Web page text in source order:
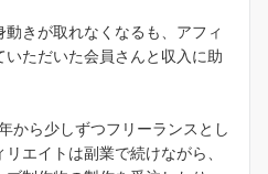
きが取れなくなるも、アフィ
いただいた会員さんと収入に助
から少しずつフリーランスとし
エイトは副業で続けながら、